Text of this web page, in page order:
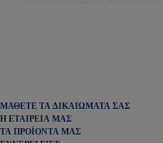
ΜΆΘΕΤΕ ΤΑ ΔΙΚΑΙΏΜΑΤΆ ΣΑΣ
Η ΕΤΑΙΡΕΊΑ ΜΑΣ
ΤΑ ΠΡΟΪΌΝΤΑ ΜΑΣ